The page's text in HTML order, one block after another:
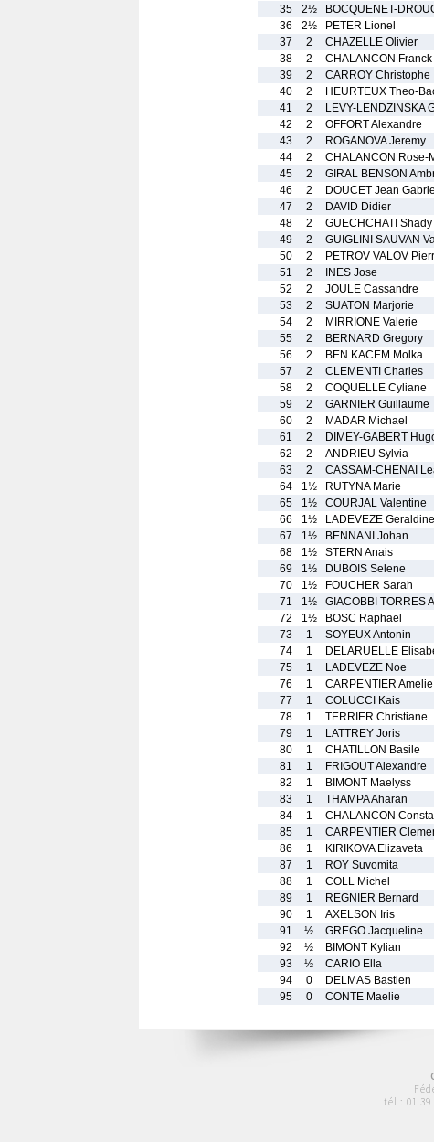
35
2½ BOCQUENET-
36
2½ PETER Lionel
37
2 CHAZELLE Olivier
38
2 CHALANCON Franck
39
2 CARROY Christophe
40
2 HEURTEUX Theo-
41
2 LEVY-LENDZINSKA
42
2 OFFORT Alexandre
43
2 ROGANOVA Jeremy
44
2 CHALANCON Rose-
45
2 GIRAL BENSON
46
2 DOUCET Jean Gabriel
47
2 DAVID Didier
48
2 GUECHCHATI Shady
49
2 GUIGLINI SAUVAN
50
2 PETROV VALOV
51
2 INES Jose
52
2 JOULE Cassandre
53
2 SUATON Marjorie
54
2 MIRRIONE Valerie
55
2 BERNARD Gregory
56
2 BEN KACEM Molka
57
2 CLEMENTI Charles
58
2 COQUELLE Cyliane
59
2 GARNIER Guillaume
60
2 MADAR Michael
61
2 DIMEY-GABERT
62
2 ANDRIEU Sylvia
63
2 CASSAM-CHENAI
64
1½ RUTYNA Marie
65
1½ COURJAL Valentine
66
1½ LADEVEZE Geraldine
67
1½ BENNANI Johan
68
1½ STERN Anais
69
1½ DUBOIS Selene
70
1½ FOUCHER Sarah
71
1½ GIACOBBI TORRES
72
1½ BOSC Raphael
73
1 SOYEUX Antonin
74
1 DELARUELLE
75
1 LADEVEZE Noe
76
1 CARPENTIER Amelie
77
1 COLUCCI Kais
78
1 TERRIER Christiane
79
1 LATTREY Joris
80
1 CHATILLON Basile
81
1 FRIGOUT Alexandre
82
1 BIMONT Maelyss
83
1 THAMPA Aharan
84
1 CHALANCON
85
1 CARPENTIER
86
1 KIRIKOVA Elizaveta
87
1 ROY Suvomita
88
1 COLL Michel
89
1 REGNIER Bernard
90
1 AXELSON Iris
91
½ GREGO Jacqueline
92
½ BIMONT Kylian
93
½ CARIO Ella
94
0 DELMAS Bastien
95
0 CONTE Maelie
tél : 01 39